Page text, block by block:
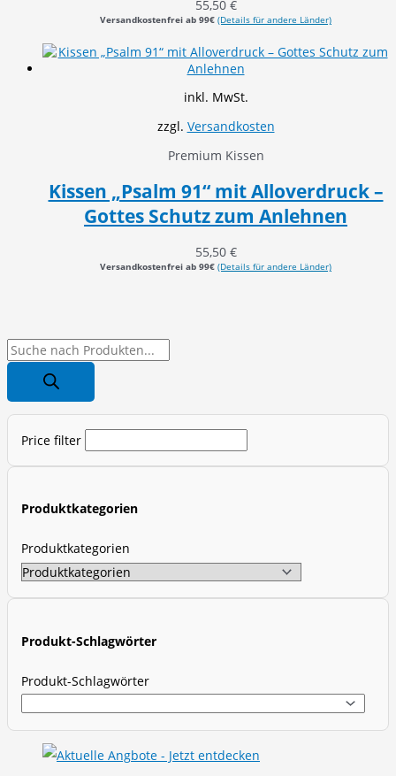
P
o
d
c
Price filter
Produktkategorien
Produktkategorien
Produkt-Schlagwörter
Produkt-Schlagwörter
55,50 €
Versandkostenfrei ab 99€ (Details für andere Länder)
inkl. MwSt.
zzgl. Versandkosten
Premium Kissen
Kissen „Psalm 91“ mit Alloverdruck –
Gottes Schutz zum Anlehnen
55,50 €
Versandkostenfrei ab 99€ (Details für andere Länder)